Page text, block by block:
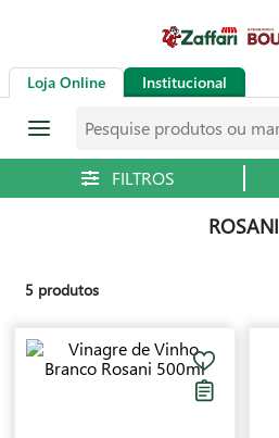
Loja Online Institucional
ROSANI
5 produtos